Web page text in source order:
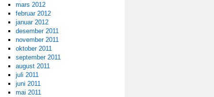
mars 2012
februar 2012
januar 2012
desember 2011
november 2011
oktober 2011
september 2011
august 2011
juli 2011
juni 2011
mai 2011